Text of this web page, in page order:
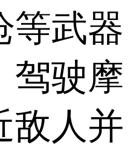
等武器
驾驶摩
敌人并